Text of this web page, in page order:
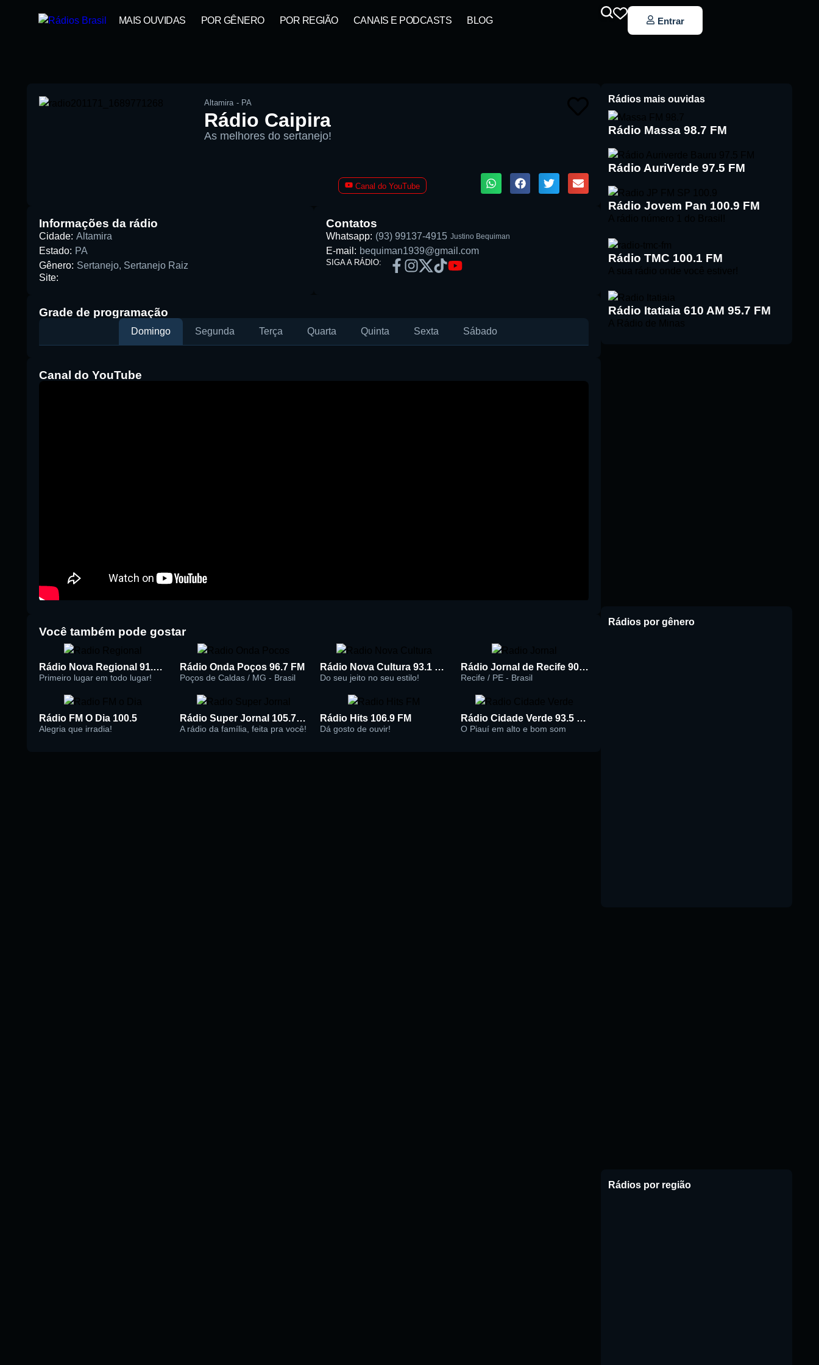
MAIS OUVIDAS POR GÊNERO POR REGIÃO CANAIS E PODCASTS BLOG Entrar
Altamira - PA
Rádio Caipira
As melhores do sertanejo!
Canal do YouTube
Informações da rádio
Cidade: Altamira
Estado: PA
Gênero: Sertanejo, Sertanejo Raiz
Site:
Contatos
Whatsapp: (93) 99137-4915 Justino Bequiman
E-mail: bequiman1939@gmail.com
SIGA A RÁDIO:
Grade de programação
Domingo Segunda Terça Quarta Quinta Sexta Sábado
Canal do YouTube
Você também pode gostar
Rádio Nova Regional 91.5 FM
Primeiro lugar em todo lugar!
Rádio Onda Poços 96.7 FM
Poços de Caldas / MG - Brasil
Rádio Nova Cultura 93.1 FM
Do seu jeito no seu estilo!
Rádio Jornal de Recife 90.3 FM
Recife / PE - Brasil
Rádio FM O Dia 100.5
Alegria que irradia!
Rádio Super Jornal 105.7 FM
A rádio da família, feita pra você!
Rádio Hits 106.9 FM
Dá gosto de ouvir!
Rádio Cidade Verde 93.5 FM
O Piauí em alto e bom som
Rádios mais ouvidas
Rádio Massa 98.7 FM
Rádio AuriVerde 97.5 FM
Rádio Jovem Pan 100.9 FM
Rádio TMC 100.1 FM
Rádio Itatiaia 610 AM 95.7 FM
Rádios por gênero
Rádios por região